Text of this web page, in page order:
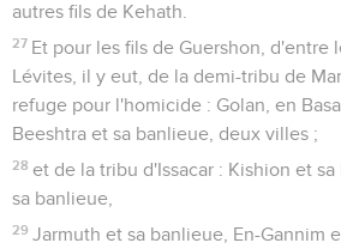
autres fils de Kehath.
27 Et pour les fils de Guershon, d'entre
Lévites, il y eut, de la demi-tribu de
refuge pour l'homicide : Golan, en
Beeshtra et sa banlieue, deux villes ;
28 et de la tribu d'Issacar : Kishion et
sa banlieue,
29 Jarmuth et sa banlieue, En-Gannim